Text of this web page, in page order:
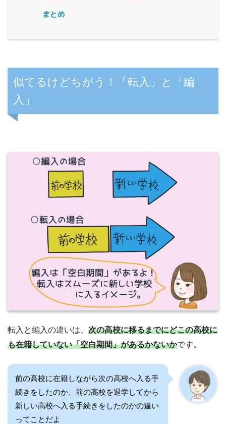
まとめ
似てるけどちがう！「転入」と「編
入」
転入と編入の違いは、 次の高校に移るまでにどこの高校に
も在籍していない「空白期間」があるかないかです。
前の高校に在籍しながら次の高校へ入る手
続きをしたのか、前の高校を退学してから
新しい高校へ入る手続きをしたのかの違い
ってことだよ